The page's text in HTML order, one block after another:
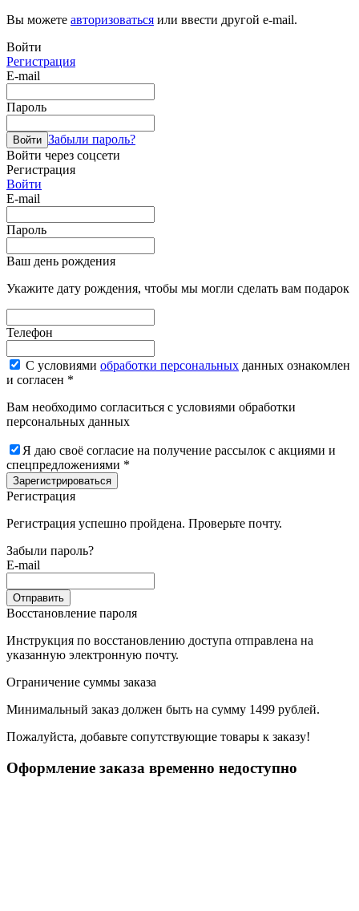
Вы можете авторизоваться или ввести другой e-mail.
Войти
Регистрация
E-mail
Пароль
Войти Забыли пароль?
Войти через соцсети
Регистрация
Войти
E-mail
Пароль
Ваш день рождения
Укажите дату рождения, чтобы мы могли сделать вам подарок
Телефон
С условиями обработки персональных данных ознакомлен
и согласен *
Вам необходимо согласиться с условиями обработки
персональных данных
Я даю своё согласие на получение рассылок с акциями и
спецпредложениями *
Зарегистрироваться
Регистрация
Регистрация успешно пройдена. Проверьте почту.
Забыли пароль?
E-mail
Отправить
Восстановление пароля
Инструкция по восстановлению доступа отправлена на
указанную электронную почту.
Ограничение суммы заказа
Минимальный заказ должен быть на сумму 1499 рублей.
Пожалуйста, добавьте сопутствующие товары к заказу!
Оформление заказа временно недоступно